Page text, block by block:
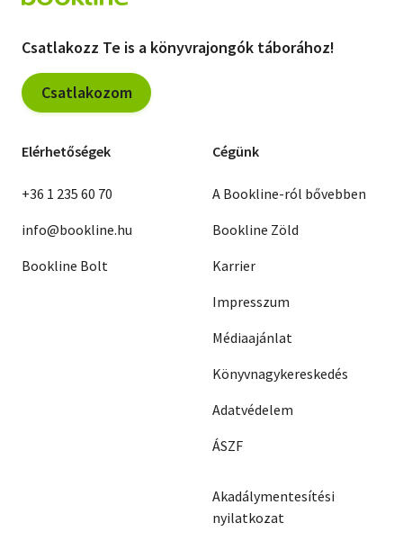
Csatlakozz Te is a könyvrajongók táborához!
Csatlakozom
Elérhetőségek
+36 1 235 60 70
info@bookline.hu
Bookline Bolt
Cégünk
A Bookline-ról bővebben
Bookline Zöld
Karrier
Impresszum
Médiaajánlat
Könyvnagykereskedés
Adatvédelem
ÁSZF
Akadálymentesítési
nyilatkozat